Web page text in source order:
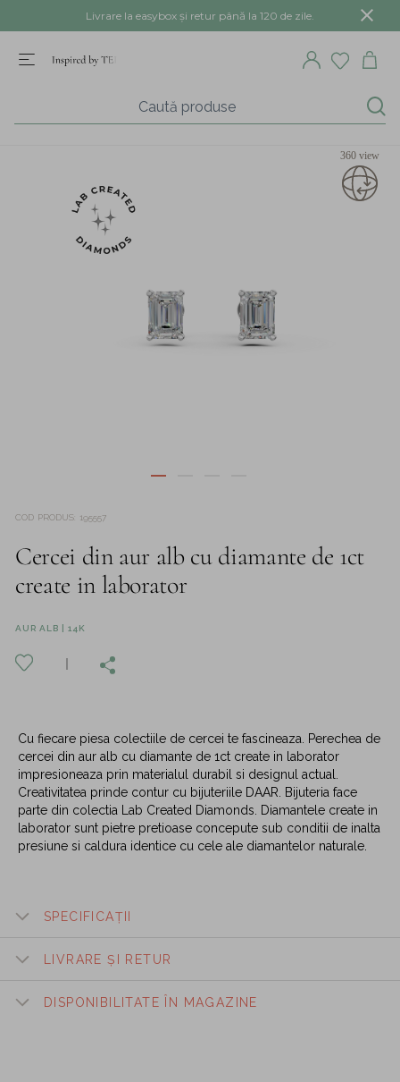
Livrare la easybox și retur până la 120 de zile.
360 view
COD PRODUS 195557
Cercei din aur alb cu diamante de 1ct
create in laborator
AUR ALB | 14K
Cu fiecare piesa colectiile de cercei te fascineaza. Perechea de
cercei din aur alb cu diamante de 1ct create in laborator
impresioneaza prin materialul durabil si designul actual.
Creativitatea prinde contur cu bijuteriile DAAR. Bijuteria face
parte din colectia Lab Created Diamonds. Diamantele create in
laborator sunt pietre pretioase concepute sub conditii de inalta
presiune si caldura identice cu cele ale diamantelor naturale.
SPECIFICAȚII
LIVRARE ȘI RETUR
DISPONIBILITATE ÎN MAGAZINE